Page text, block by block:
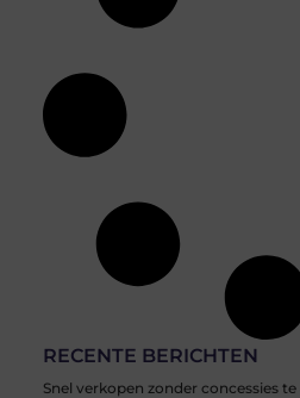
RECENTE BERICHTEN
Snel verkopen zonder concessies te